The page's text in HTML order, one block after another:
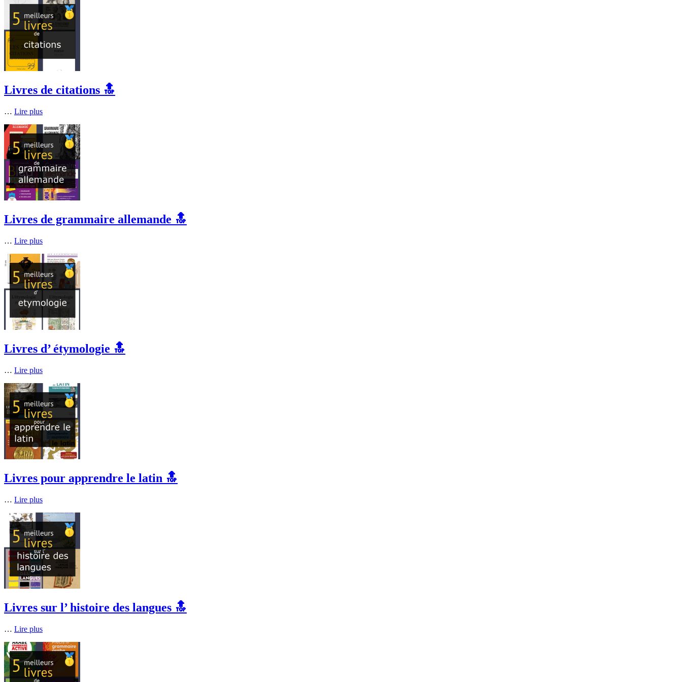
Livres de citations 🔝
… Lire plus
Livres de grammaire allemande 🔝
… Lire plus
Livres d’ étymologie 🔝
… Lire plus
Livres pour apprendre le latin 🔝
… Lire plus
Livres sur l’ histoire des langues 🔝
… Lire plus